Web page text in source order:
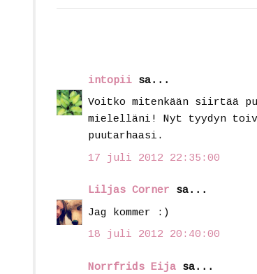
intopii sa...
Voitko mitenkään siirtää
mielelläni! Nyt tyydyn
puutarhaasi.
17 juli 2012 22:35:00
Liljas Corner sa...
Jag kommer :)
18 juli 2012 20:40:00
Norrfrids Eija sa...